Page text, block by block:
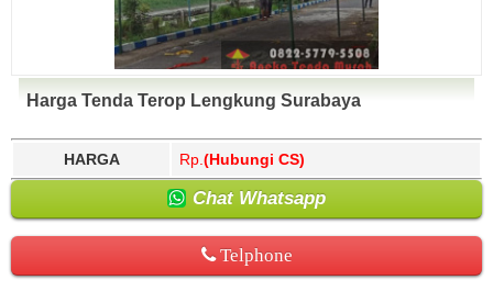
Harga Tenda Terop Lengkung Surabaya
HARGA Rp. (Hubungi CS)
Chat Whatsapp
Telphone